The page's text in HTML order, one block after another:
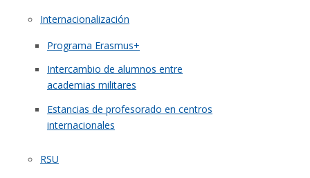
Internacionalización
Programa Erasmus+
Intercambio de alumnos entre
academias militares
Estancias de profesorado en centros
internacionales
RSU